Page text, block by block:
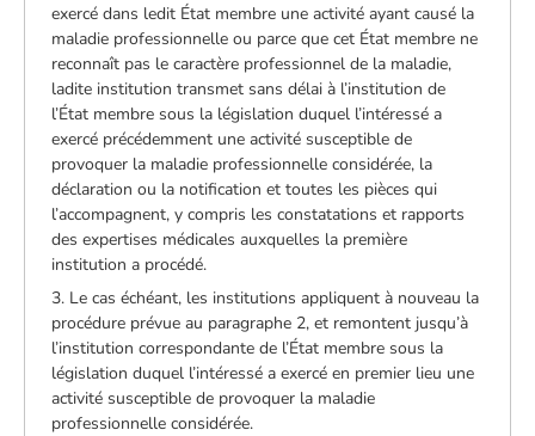
exercé dans ledit État membre une activité ayant causé la
maladie professionnelle ou parce que cet État membre ne
reconnaît pas le caractère professionnel de la maladie,
ladite institution transmet sans délai à l’institution de
l’État membre sous la législation duquel l’intéressé a
exercé précédemment une activité susceptible de
provoquer la maladie professionnelle considérée, la
déclaration ou la notification et toutes les pièces qui
l’accompagnent, y compris les constatations et rapports
des expertises médicales auxquelles la première
institution a procédé.
3. Le cas échéant, les institutions appliquent à nouveau la
procédure prévue au paragraphe 2, et remontent jusqu’à
l’institution correspondante de l’État membre sous la
législation duquel l’intéressé a exercé en premier lieu une
activité susceptible de provoquer la maladie
professionnelle considérée.